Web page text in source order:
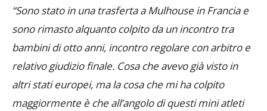
“Sono stato in una trasferta a Mulhouse in Francia e
sono rimasto alquanto colpito da un incontro tra
bambini di otto anni, incontro regolare con arbitro e
relativo giudizio finale. Cosa che avevo già visto in
altri stati europei, ma la cosa che mi ha colpito
maggiormente è che all’angolo di questi mini atleti